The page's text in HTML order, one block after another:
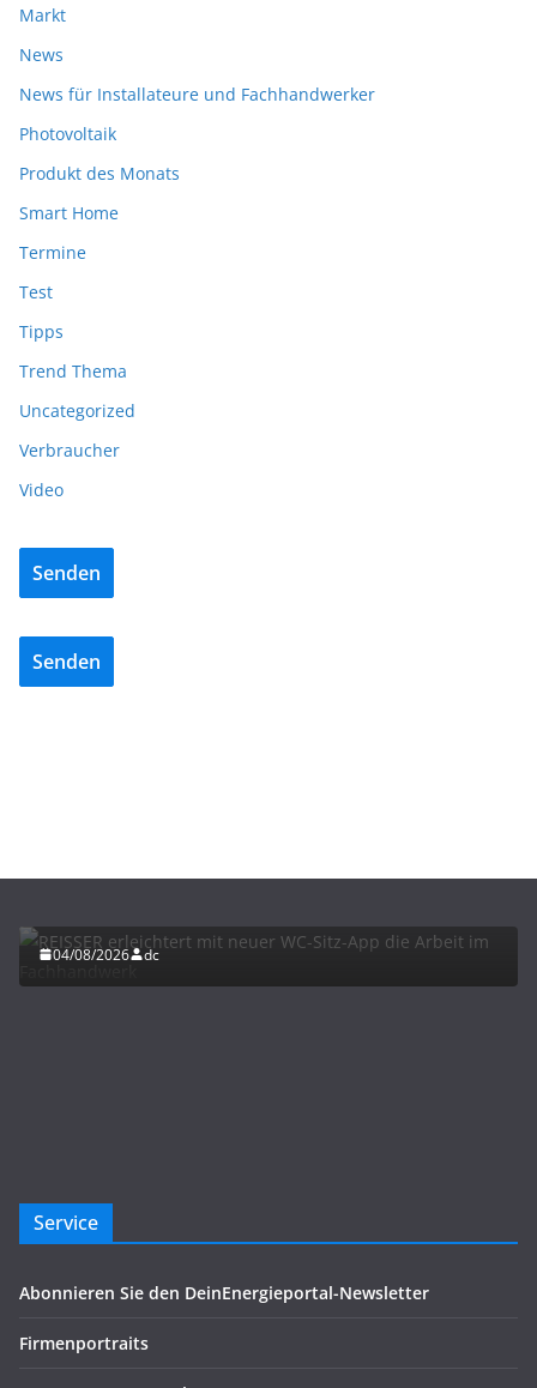
Markt
News
News für Installateure und Fachhandwerker
Photovoltaik
Produkt des Monats
Smart Home
Termine
Test
Tipps
Trend Thema
Uncategorized
Verbraucher
Video
Senden
Senden
04/08/2026 dc
Service
Abonnieren Sie den DeinEnergieportal-Newsletter
Firmenportraits